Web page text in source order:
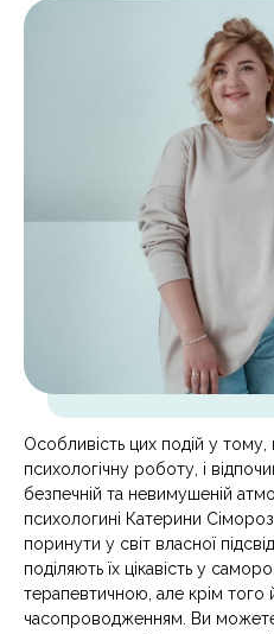
Особливість цих подій у
психологічну роботу, і
безпечній та невимушеній
психологині Катерини
поринути у світ власної
поділяють їх цікавість у
терапевтичною, але крім
часопроводженням. Ви